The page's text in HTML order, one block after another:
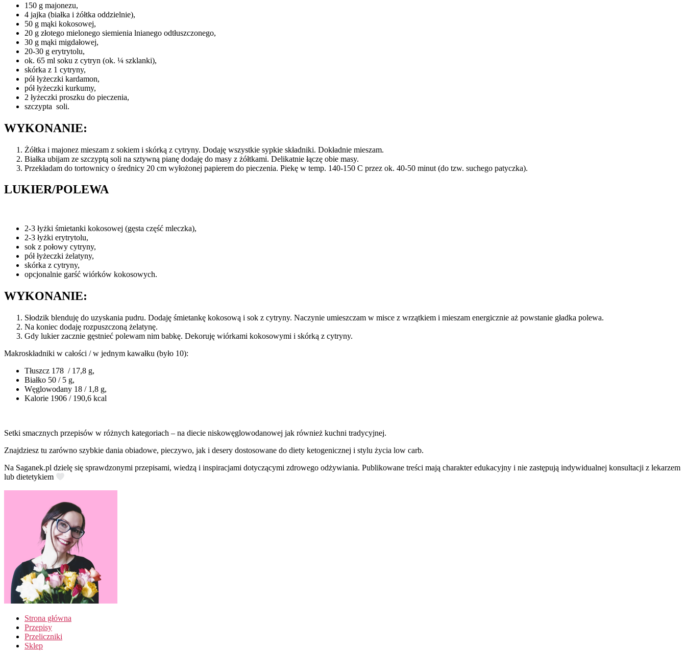
150 g majonezu,
4 jajka (białka i żółtka oddzielnie),
50 g mąki kokosowej,
20 g złotego mielonego siemienia lnianego odtłuszczonego,
30 g mąki migdałowej,
20-30 g erytrytolu,
ok. 65 ml soku z cytryn (ok. ¼ szklanki),
skórka z 1 cytryny,
pół łyżeczki kardamon,
pół łyżeczki kurkumy,
2 łyżeczki proszku do pieczenia,
szczypta soli.
WYKONANIE:
Żółtka i majonez mieszam z sokiem i skórką z cytryny. Dodaję wszystkie sypkie składniki. Dokładnie mieszam.
Białka ubijam ze szczyptą soli na sztywną pianę dodaję do masy z żółtkami. Delikatnie łączę obie masy.
Przekładam do tortownicy o średnicy 20 cm wyłożonej papierem do pieczenia. Piekę w temp. 140-150 C przez ok. 40-50 minut (do tzw. suchego patyczka).
LUKIER/POLEWA
2-3 łyżki śmietanki kokosowej (gęsta część mleczka),
2-3 łyżki erytrytolu,
sok z połowy cytryny,
pół łyżeczki żelatyny,
skórka z cytryny,
opcjonalnie garść wiórków kokosowych.
WYKONANIE:
Słodzik blenduję do uzyskania pudru. Dodaję śmietankę kokosową i sok z cytryny. Naczynie umieszczam w misce z wrzątkiem i mieszam energicznie aż powstanie gładka polewa.
Na koniec dodaję rozpuszczoną żelatynę.
Gdy lukier zacznie gęstnieć polewam nim babkę. Dekoruję wiórkami kokosowymi i skórką z cytryny.
Makroskładniki w całości / w jednym kawałku (było 10):
Tłuszcz 178 / 17,8 g,
Białko 50 / 5 g,
Węglowodany 18 / 1,8 g,
Kalorie 1906 / 190,6 kcal
Setki smacznych przepisów w różnych kategoriach – na diecie niskowęglowodanowej jak również kuchni tradycyjnej.
Znajdziesz tu zarówno szybkie dania obiadowe, pieczywo, jak i desery dostosowane do diety ketogenicznej i stylu życia low carb.
Na Saganek.pl dzielę się sprawdzonymi przepisami, wiedzą i inspiracjami dotyczącymi zdrowego odżywiania. Publikowane treści mają charakter edukacyjny i nie zastępują indywidualnej konsultacji z lekarzem
lub dietetykiem
Strona główna
Przepisy
Przeliczniki
Sklep